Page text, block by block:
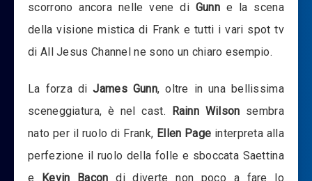
scorrono ancora nelle vene diGunn e la scena
della visione mistica di Frank e tutti i vari spot tv
di All Jesus Channel ne sono un chiaro esempio.
La forza diJames Gunn, oltre in una bellissima
sceneggiatura, è nel cast.
Rainn Wilson sembra
nato per il ruolo di Frank, Ellen Page interpreta alla
perfezione il ruolo della folle e sboccata Saettina
e
Kevin Bacon di diverte non poco a fare lo